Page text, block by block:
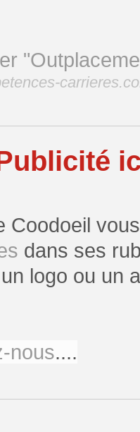
Coodoeil
dans ses
logo ou un
nous....